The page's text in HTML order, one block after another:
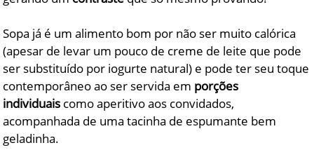
Sopa já é um alimento bom por não ser muito calórica
(apesar de levar um pouco de creme de leite que pode
ser substituído por iogurte natural) e pode ter seu toque
contemporâneo ao ser servida em porções
individuais como aperitivo aos convidados,
acompanhada de uma tacinha de espumante bem
geladinha.